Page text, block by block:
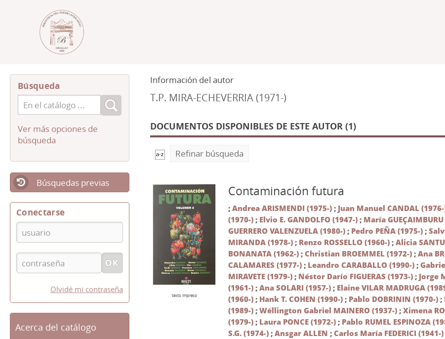
Información del autor
T.P. MIRA-ECHEVERRIA (1971-)
DOCUMENTOS DISPONIBLES DE ESTE AUTOR (1)
Refinar búsqueda
texto impreso
Contaminación futura
;Andrea ARISMENDI (1975-) ; Juan Manuel CANDAL
(1970-) ; Elvio E. GANDOLFO (1947-) ; María
GUERRERO VALENZUELA (1980-) ; Pedro PEÑA (1975-) ;
MIRANDA (1978-) ; Renzo ROSSELLO (1960-) ;Alicia
BONANATA (1962-) ;Christian BROEMMEL (1972-) ;Ana
CALAMARES (1977-) ; Leandro CARABALLO (1990-) ;
MIRAVETE (1979-) ; Néstor Darío FIGUERAS (1973-) ; Jorge
(1961-) ;Ana SOLARI (1957-) ; Elaine VILAR MADRUGA
(1960-) ; Hank T. COHEN (1990-) ; Pablo DOBRININ (1970-) ;
(1989-) ;Wéllington Gabriel MAINERO (1937-) ;Ximena
(1979-) ; Laura PONCE (1972-) ; Pablo RUMEL ESPINOZA
S.G. (1974-) ;Ansgar ALLEN ;Carlos María FEDERICI (1941-)
Búsqueda
Ver más opciones de
búsqueda
Búsquedas previas
Conectarse
Olvidé mi contraseña
Acerca del catálogo